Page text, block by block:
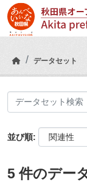
Skip to main content
データセット
並び順
5 件のデー